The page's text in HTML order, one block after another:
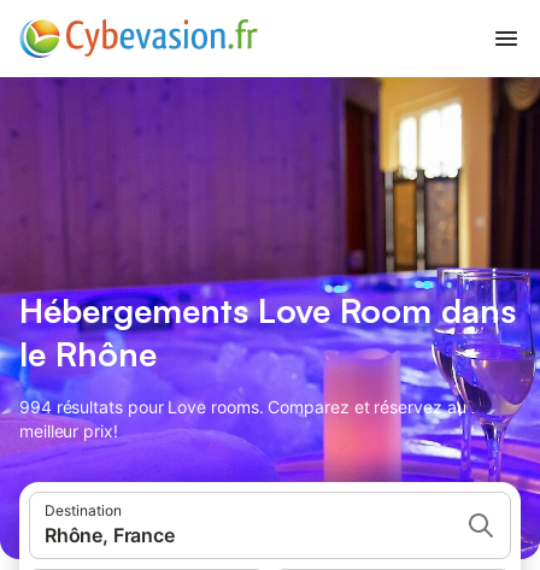
Hébergements Love Room dans
le Rhône
994 résultats pour Love rooms. Comparez et réservez au
meilleur prix!
Destination
Rhône, France